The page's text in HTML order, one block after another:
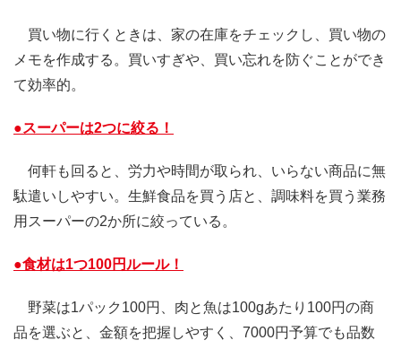
買い物に行くときは、家の在庫をチェックし、買い物の
メモを作成する。買いすぎや、買い忘れを防ぐことができ
て効率的。
●スーパーは2つに絞る！
何軒も回ると、労力や時間が取られ、いらない商品に無
駄遣いしやすい。生鮮食品を買う店と、調味料を買う業務
用スーパーの2か所に絞っている。
●食材は1つ100円ルール！
野菜は1パック100円、肉と魚は100gあたり100円の商
品を選ぶと、金額を把握しやすく、7000円予算でも品数